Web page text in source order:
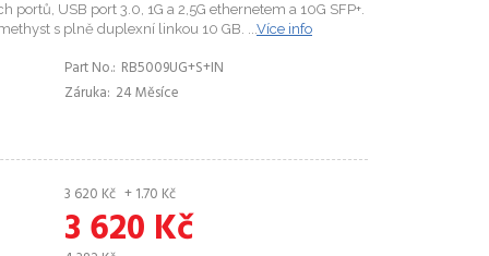
USB port 3.0, 1G a 2,5G ethernetem a 10G SFP+.
s plně duplexní linkou 10 GB. ...Více info
Part No. RB5009UG+S+IN
Záruka 24 Měsíce
3 620 Kč + 1.70 Kč
3 620 Kč